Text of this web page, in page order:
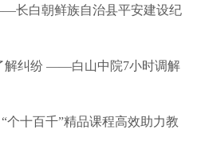
长白朝鲜族自治县平安建设纪
解纠纷 ——白山中院7小时调解
个十百千”精品课程高效助力教